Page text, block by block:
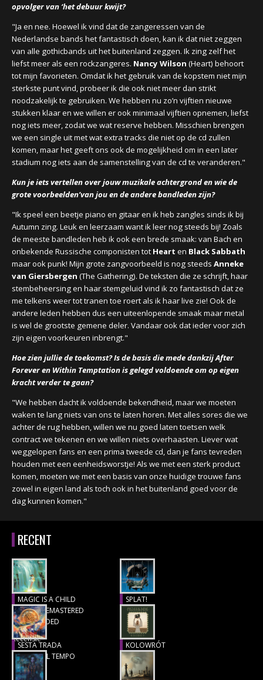
opvolger van ‘het debuur kwijt?
"Ja en nee. Hoewel ik vind dat de zangeressen van de
Nederlandse bands het fantastisch doen, kan ik dat niet zeggen
van alle gothicbands uit het buitenland zeggen. Ik zing zelf het
liefst meer als een rockzangeres. Nancy Wilson (Heart) behoort
tot mijn favorieten. Omdat ik het gebruik van de kopstem niet mijn
sterkste punt vind, probeer ik die ook niet meer dan strikt
noodzakelijk te gebruiken. We hebben nu zo’n vijftien nieuwe
stukken klaar en we willen er ook minimaal vijftien opnemen, liefst
nog iets meer, zodat we wat reserve hebben. Misschien brengen
we een single uit met wat extra tracks die niet op de cd zullen
komen, maar het geeft ons ook de mogelijkheid om in een later
stadium nog iets aan de samenstelling van de cd te veranderen."
Kun je iets vertellen over jouw muzikale achtergrond en wie de
grote voorbeelden’van jou en de andere bandleden zijn?
"Ik speel een beetje piano en gitaar en ik heb zangles sinds ik bij
Autumn zing. Leuk en leerzaam want ik leer nog steeds bij! Zoals
de meeste bandleden heb ik ook een brede smaak: van Bach en
onbekende Russische componisten tot Heart en Black Sabbath
maar ook punk! Mijn grote zangvoorbeeld is nog steeds Anneke
van Giersbergen (The Gathering). De teksten die ze schrijft, haar
stembeheersing en haar stemgeluid vind ik zo fantastisch dat ze
me telkens weer tot tranen toe roert als ik haar live zie! Ook de
andere leden hebben dus een uiteenlopende smaak maar metal
is wel de grootste gemene deler. Vandaar ook dat ieder voor zich
zijn eigen voorkeuren inbrengt."
Hoe zien jullie de toekomst? Is de basis die mede dankzij After
Forever en Within Temptation is gelegd voldoende om op eigen
kracht verder te gaan?
"We hebben dacht ik voldoende bekendheid, maar we moeten
waken te lang niets van ons te laten horen. Met alles sores die we
achter de rug hebben, willen we nu goed laten toetsen welk
contract we tekenen en we willen niets overhaasten. Liever wat
weggelopen fans en een prima tweede cd, dan je fans tevreden
houden met een eenheidsworstje! Als we met een sterk product
komen, moeten we met een basis van onze huidige trouwe fans
zowel in eigen land als toch ook in het buitenland goed voor de
dag kunnen komen."
RECENT
MAGIC IS A CHILD
(1977), REMASTERED
& EXTENDED
Recensie
SPLAT!
Recensie
SESTA TRADA
LUNGO IL TEMPO
Recensie
KOLOWRÓT
Recensie